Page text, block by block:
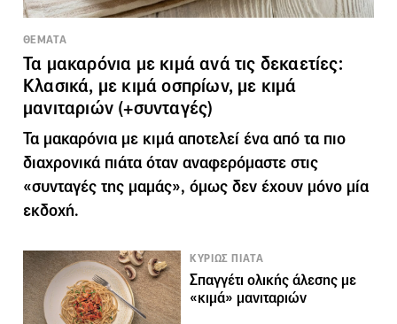
ΘΕΜΑΤΑ
Τα μακαρόνια με κιμά ανά τις δεκαετίες:
Κλασικά, με κιμά οσπρίων, με κιμά
μανιταριών (+συνταγές)
Τα μακαρόνια με κιμά αποτελεί ένα από τα πιο
διαχρονικά πιάτα όταν αναφερόμαστε στις
«συνταγές της μαμάς», όμως δεν έχουν μόνο μία
εκδοχή.
ΚΥΡΙΩΣ ΠΙΑΤΑ
Σπαγγέτι ολικής άλεσης με
«κιμά» μανιταριών